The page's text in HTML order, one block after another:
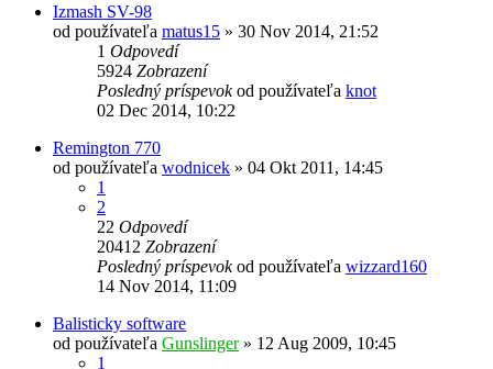
Izmash SV-98
od používateľa matus15 » 30 Nov 2014, 21:52
1 Odpovedí
5924 Zobrazení
Posledný príspevokod používateľa knot
02 Dec 2014, 10:22
Remington 770
od používateľa wodnicek » 04 Okt 2011, 14:45
1
2
22 Odpovedí
20412 Zobrazení
Posledný príspevokod používateľa wizzard160
14 Nov 2014, 11:09
Balisticky software
od používateľa Gunslinger» 12 Aug 2009, 10:45
1